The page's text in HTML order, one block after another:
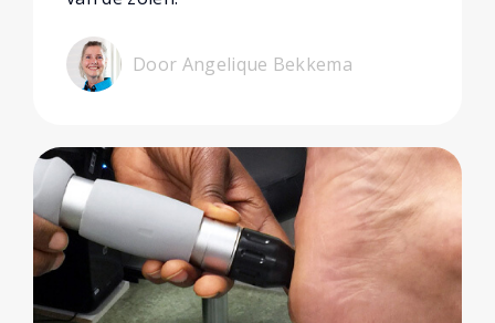
Door Angelique Bekkema